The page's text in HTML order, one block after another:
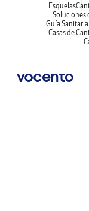
Esquelas
Soluciones
Guía Sanitaria
Casas de